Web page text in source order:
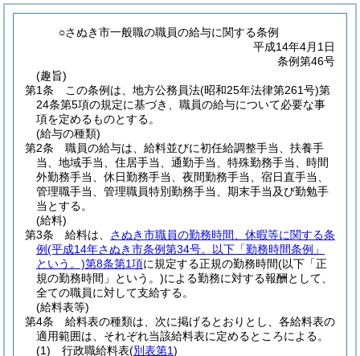
○さぬき市一般職の職員の給与に関する条例
平成14年4月1日
条例第46号
(趣旨)
第1条
この条例は、地方公務員法(昭和25年法律第261号)第
24条第5項の規定に基づき、職員の給与について必要な事
項を定めるものとする。
(給与の種類)
第2条
職員の給与は、給料並びに初任給調整手当、扶養手
当、地域手当、住居手当、通勤手当、特殊勤務手当、時間
外勤務手当、休日勤務手当、夜間勤務手当、宿日直手当、
管理職手当、管理職員特別勤務手当、期末手当及び勤勉手
当とする。
(給料)
第3条
給料は、 さぬき市職員の勤務時間、休暇等に関する条
例(平成14年さぬき市条例第34号。以下「勤務時間条例」
という。)第8条第1項に規定する正規の勤務時間(以下「正
規の勤務時間」という。)による勤務に対する報酬として、
全ての職員に対して支給する。
(給料表等)
第4条
給料表の種類は、次に掲げるとおりとし、各給料表の
適用範囲は、それぞれ当該給料表に定めるところによる。
(1)
行政職給料表(別表第1)